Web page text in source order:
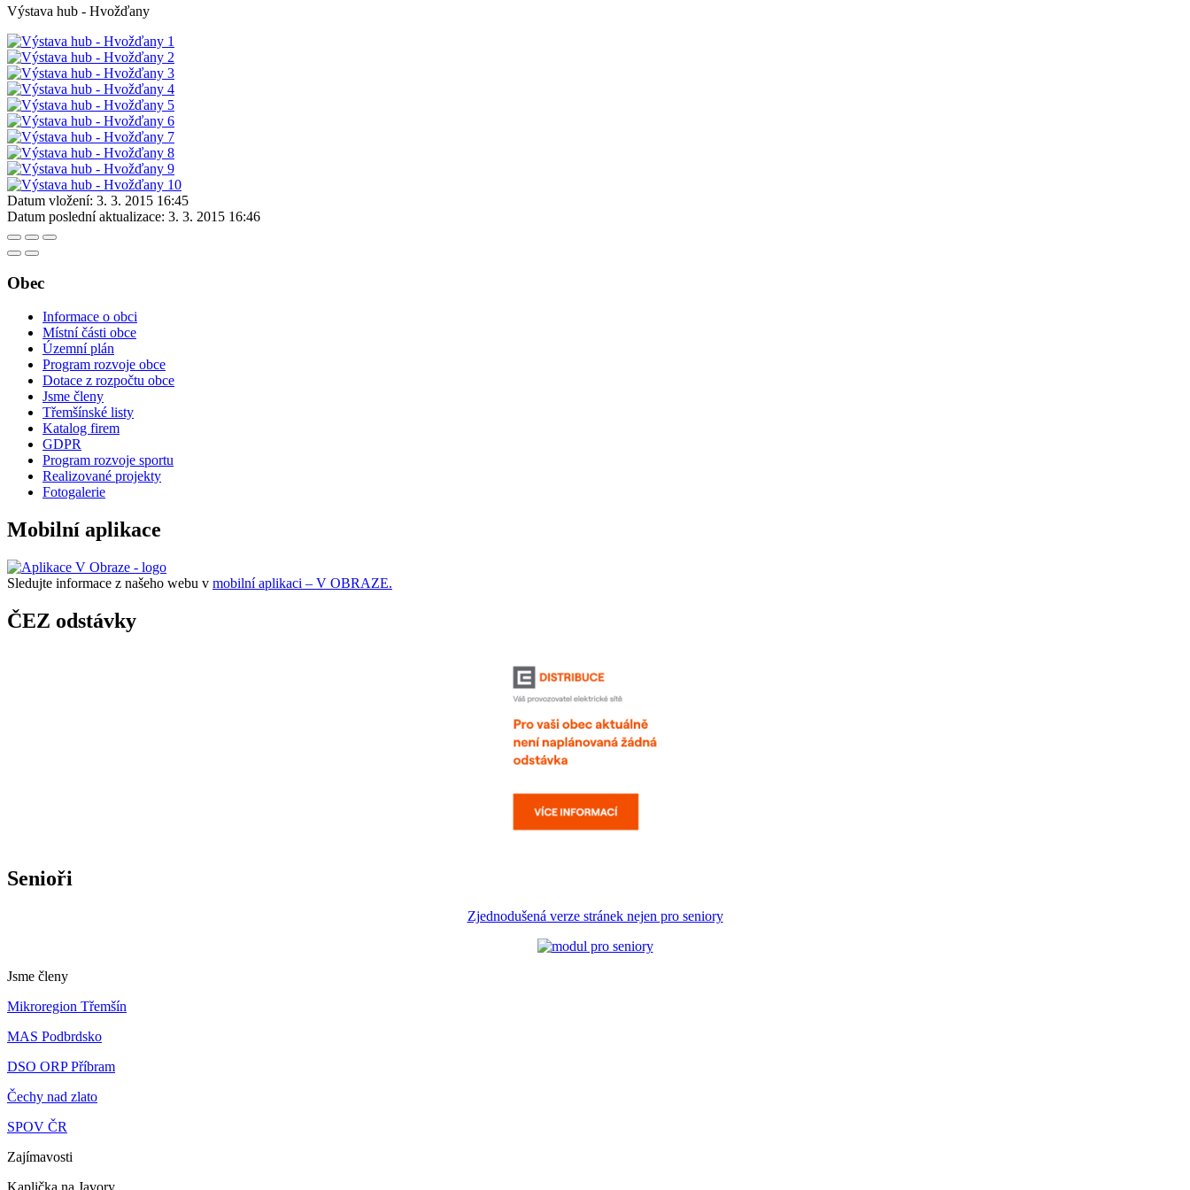
Výstava hub - Hvožďany
Datum vložení: 3. 3. 2015 16:45
Datum poslední aktualizace: 3. 3. 2015 16:46
Obec
Informace o obci
Místní části obce
Územní plán
Program rozvoje obce
Dotace z rozpočtu obce
Jsme členy
Třemšínské listy
Katalog firem
GDPR
Program rozvoje sportu
Realizované projekty
Fotogalerie
Mobilní aplikace
Sledujte informace z našeho webu v mobilní aplikaci – V OBRAZE.
ČEZ odstávky
Senioři
Zjednodušená verze stránek nejen pro seniory
Jsme členy
Mikroregion Třemšín
MAS Podbrdsko
DSO ORP Příbram
Čechy nad zlato
SPOV ČR
Zajímavosti
Kaplička na Javory